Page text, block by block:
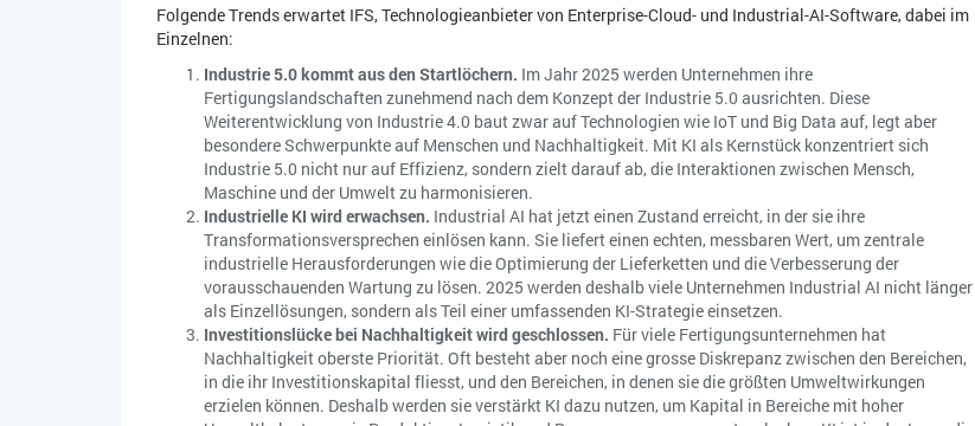
Folgende Trends erwartet IFS, Technologieanbieter von Enterprise-Cloud- und Industrial-AI-Software, dabei im
Einzelnen:
Industrie 5.0 kommt aus den Startlöchern. Im Jahr 2025 werden Unternehmen ihre
Fertigungslandschaften zunehmend nach dem Konzept der Industrie 5.0 ausrichten. Diese
Weiterentwicklung von Industrie 4.0 baut zwar auf Technologien wie IoT und Big Data auf, legt aber
besondere Schwerpunkte auf Menschen und Nachhaltigkeit. Mit KI als Kernstück konzentriert sich
Industrie 5.0 nicht nur auf Effizienz, sondern zielt darauf ab, die Interaktionen zwischen Mensch,
Maschine und der Umwelt zu harmonisieren.
Industrielle KI wird erwachsen. Industrial AI hat jetzt einen Zustand erreicht, in der sie ihre
Transformationsversprechen einlösen kann. Sie liefert einen echten, messbaren Wert, um zentrale
industrielle Herausforderungen wie die Optimierung der Lieferketten und die Verbesserung der
vorausschauenden Wartung zu lösen. 2025 werden deshalb viele Unternehmen Industrial AI nicht länger
als Einzellösungen, sondern als Teil einer umfassenden KI-Strategie einsetzen.
Investitionslücke bei Nachhaltigkeit wird geschlossen. Für viele Fertigungsunternehmen hat
Nachhaltigkeit oberste Priorität. Oft besteht aber noch eine grosse Diskrepanz zwischen den Bereichen,
in die ihr Investitionskapital fliesst, und den Bereichen, in denen sie die größten Umweltwirkungen
erzielen können. Deshalb werden sie verstärkt KI dazu nutzen, um Kapital in Bereiche mit hoher